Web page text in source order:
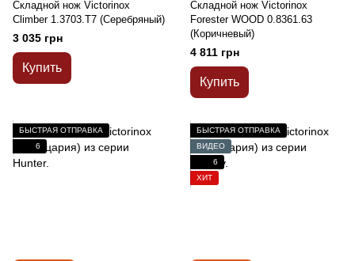
Складной нож Victorinox
Climber 1.3703.T7 (Серебряный)
3 035 грн
Купить
Складной нож Victorinox
Forester WOOD 0.8361.63
(Коричневый)
4 811 грн
Купить
БЫСТРАЯ ОТПРАВКА
6
БЫСТРАЯ ОТПРАВКА
ВИДЕО
6
ХИТ